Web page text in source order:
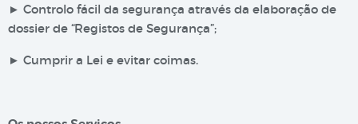
► Controlo fácil da segurança através da elaboração de
dossier de “Registos de Segurança”;
► Cumprir a Lei e evitar coimas.